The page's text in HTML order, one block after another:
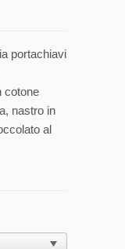
portachiavi
cotone
nastro in
al